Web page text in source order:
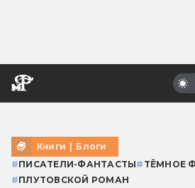
Книги | Блоги
#ПИСАТЕЛИ-ФАНТАСТЫ# ТЁМНОЕ
#ПЛУТОВСКОЙ РОМАН